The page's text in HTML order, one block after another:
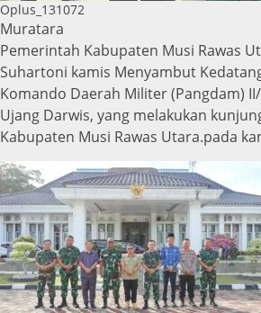
Oplus_131072
Muratara
Pemerintah Kabupaten Musi Rawas
Suhartoni kamis Menyambut
Komando Daerah Militer (Pangdam)
Ujang Darwis, yang melakukan
Kabupaten Musi Rawas Utara.pada